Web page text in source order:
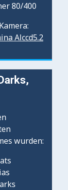
80/400
Alccd5.2
wurden: